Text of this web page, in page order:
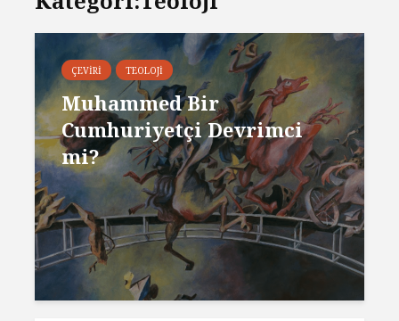
ÇEVIRI TEOLOJI
Muhammed Bir
Cumhuriyetçi Devrimci
mi?